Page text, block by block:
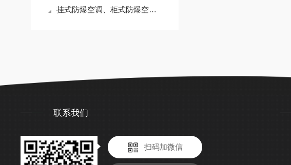
挂式防爆空调、柜式防爆空调，防爆空调器的防爆原理，济南防爆空调厂家
联系我们
扫码加微信